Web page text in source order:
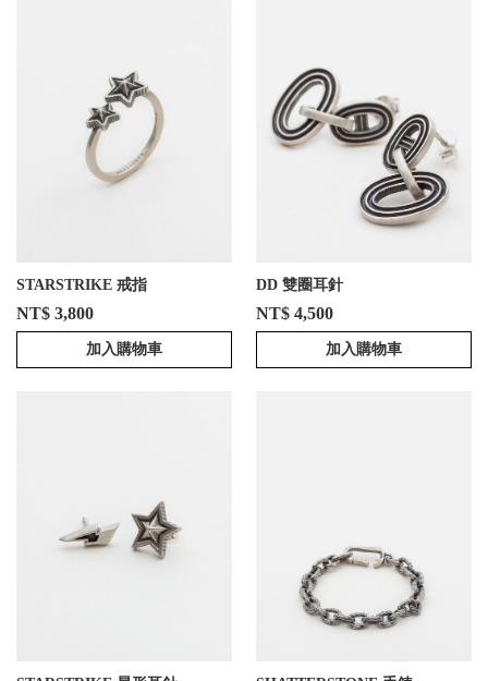
STARSTRIKE 戒指
NT$ 3,800
加入購物車
DD 雙圈耳針
NT$ 4,500
加入購物車